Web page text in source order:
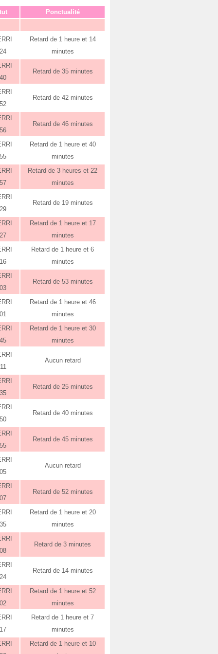
Ponctualité
Retard de 1 heure et 14
minutes
Retard de 35 minutes
Retard de 42 minutes
Retard de 46 minutes
Retard de 1 heure et 40
minutes
Retard de 3 heures et 22
minutes
Retard de 19 minutes
Retard de 1 heure et 17
minutes
Retard de 1 heure et 6
minutes
Retard de 53 minutes
Retard de 1 heure et 46
minutes
Retard de 1 heure et 30
minutes
Aucun retard
Retard de 25 minutes
Retard de 40 minutes
Retard de 45 minutes
Aucun retard
Retard de 52 minutes
Retard de 1 heure et 20
minutes
Retard de 3 minutes
Retard de 14 minutes
Retard de 1 heure et 52
minutes
Retard de 1 heure et 7
minutes
Retard de 1 heure et 10